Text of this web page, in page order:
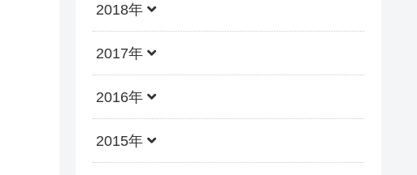
2018年
2017年
2016年
2015年